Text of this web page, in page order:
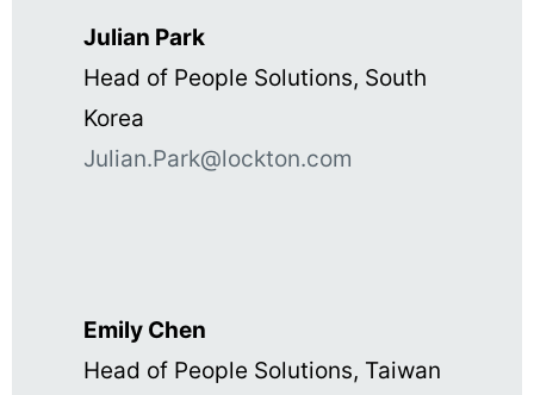
Julian Park
Head of People Solutions, South
Korea
Julian.Park@lockton.com
Emily Chen
Head of People Solutions, Taiwan